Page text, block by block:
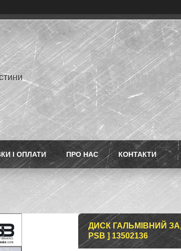
І ОПЛАТИ ПРО НАС КОНТАКТИ
ДИСК ГАЛЬМІВНИЙ
PSB ] 13502136